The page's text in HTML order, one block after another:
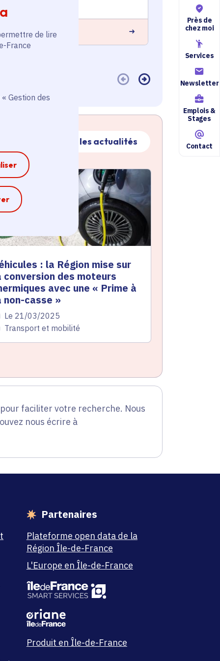
de lire
France
Gestion des
Près de
chez moi
Services
Newsletter
Emplois &
Stages
Contact
savoir plus
En savoir plus
Toutes les actualités
active
Actualité
: la Région mise sur
conversion des moteurs
avec une « Prime à
non-casse »
de l'arrêté
Le 21/03/2025
Transport et mobilité
faciliter votre recherche. Nous
nous écrire à
Partenaires
Plateforme open data de la
Région Île-de-France
L'Europe en Île-de-France
Produit en Île-de-France